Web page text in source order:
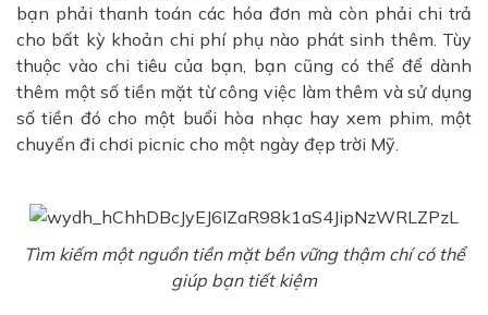
bạn phải thanh toán các hóa đơn mà còn phải chi trả
cho bất kỳ khoản chi phí phụ nào phát sinh thêm. Tùy
thuộc vào chi tiêu của bạn, bạn cũng có thể để dành
thêm một số tiền mặt từ công việc làm thêm và sử dụng
số tiền đó cho một buổi hòa nhạc hay xem phim, một
chuyến đi chơi picnic cho một ngày đẹp trời Mỹ.
Tìm kiếm một nguồn tiền mặt bền vững thậm chí có thể
giúp bạn tiết kiệm